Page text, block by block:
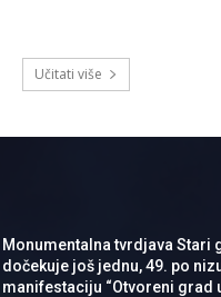
Učitati više
Monumentalna tvrdjava Stari
dočekuje još jednu, 49. po
manifestaciju “Otvoreni grad